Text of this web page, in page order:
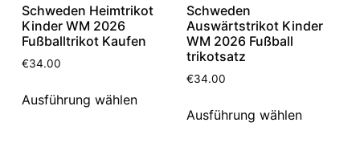
Schweden Heimtrikot
Kinder WM 2026
Fußballtrikot Kaufen
€34.00
Ausführung wählen
Schweden
Auswärtstrikot Kinder
WM 2026 Fußball
trikotsatz
€34.00
Ausführung wählen